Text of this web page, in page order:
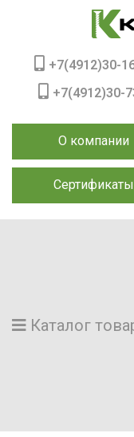
О компании
Сертификаты
+7(4912)30-
+7(4912)30-
Каталог